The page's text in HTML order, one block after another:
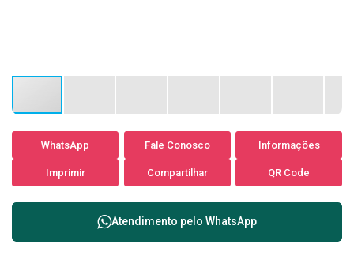
WhatsApp Fale Conosco Informações
Imprimir Compartilhar QR Code
Atendimento pelo WhatsApp